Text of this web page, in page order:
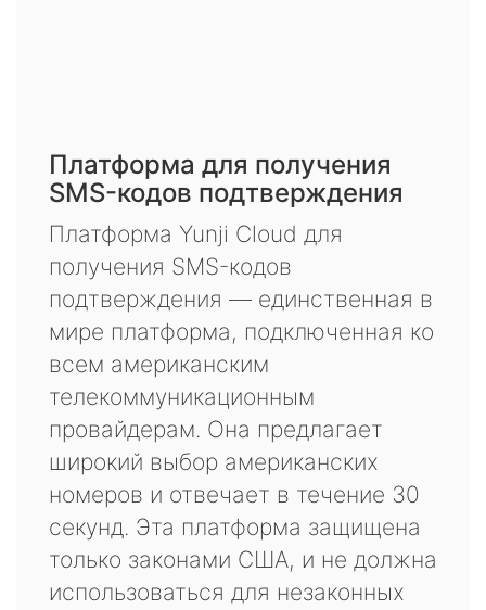
Платформа для получения
SMS-кодов подтверждения
Платформа Yunji Cloud для
получения SMS-кодов
подтверждения — единственная в
мире платформа, подключенная ко
всем американским
телекоммуникационным
провайдерам. Она предлагает
широкий выбор американских
номеров и отвечает в течение 30
секунд. Эта платформа защищена
только законами США, и не должна
использоваться для незаконных